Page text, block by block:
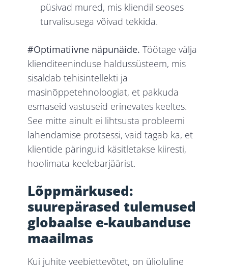
püsivad mured, mis kliendil seoses
turvalisusega võivad tekkida.
#Optimatiivne näpunäide. Töötage välja
klienditeeninduse haldussüsteem, mis
sisaldab tehisintellekti ja
masinõppetehnoloogiat, et pakkuda
esmaseid vastuseid erinevates keeltes.
See mitte ainult ei lihtsusta probleemi
lahendamise protsessi, vaid tagab ka, et
klientide päringuid käsitletakse kiiresti,
hoolimata keelebarjäärist.
Lõppmärkused:
suurepärased tulemused
globaalse e-kaubanduse
maailmas
Kui juhite veebiettevõtet, on ülioluline